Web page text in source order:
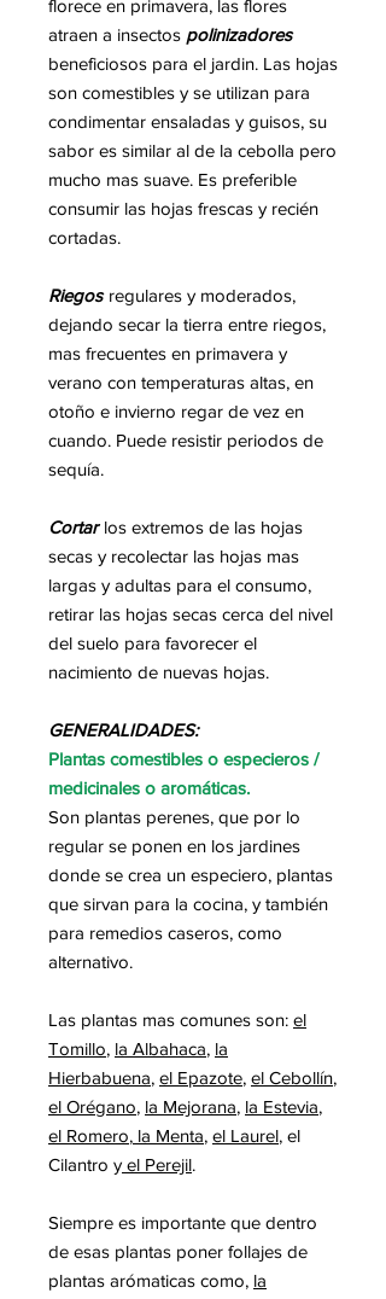
florece en primavera, las flores
atraen a insectos polinizadores
beneficiosos para el jardin. Las hojas
son comestibles y se utilizan para
condimentar ensaladas y guisos, su
sabor es similar al de la cebolla pero
mucho mas suave. Es preferible
consumir las hojas frescas y recién
cortadas.
Riegosregulares y moderados,
dejando secar la tierra entre riegos,
mas frecuentes en primavera y
verano con temperaturas altas, en
otoño e invierno regar de vez en
cuando. Puede resistir periodos de
sequía.
Cortarlos extremos de las hojas
secas y recolectar las hojas mas
largas y adultas para el consumo,
retirar las hojas secas cerca del nivel
del suelo para favorecer el
nacimiento de nuevas hojas.
GENERALIDADES:
Plantas comestibles o especieros /
medicinales o aromáticas.
Son plantas perenes, que por lo
regular se ponen en los jardines
donde se crea un especiero, plantas
que sirvan para la cocina, y también
para remedios caseros, como
alternativo.
Las plantas mas comunes son: el
Tomillo, la Albahaca, la
Hierbabuena, el Epazote, el Cebollín,
el Orégano, la Mejorana, la Estevia,
el Romero, la Menta, el Laurel, el
Cilantro y el Perejil.
Siempre es importante que dentro
de esas plantas poner follajes de
plantas arómaticas como, la